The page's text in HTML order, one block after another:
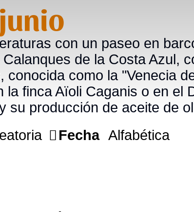
con un paseo en
de la Costa Azul,
como la "Venecia
finca Aïoli Caganis o en el
su producción de aceite de
Fecha Alfabética